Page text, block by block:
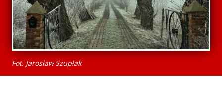
Fot. Jarosław Szupłak